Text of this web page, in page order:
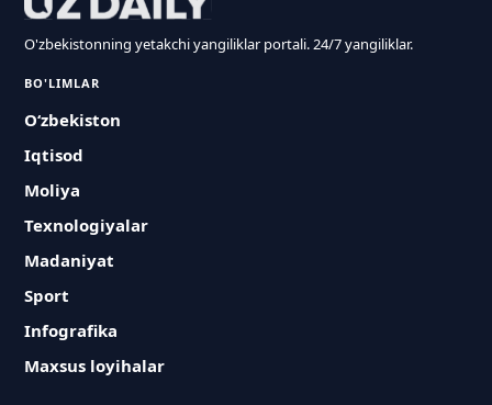
O'zbekistonning yetakchi yangiliklar portali. 24/7 yangiliklar.
BO'LIMLAR
O‘zbekiston
Iqtisod
Moliya
Texnologiyalar
Madaniyat
Sport
Infografika
Maxsus loyihalar